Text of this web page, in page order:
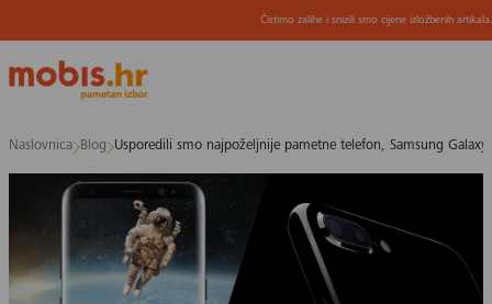
na
sadržaj
Čistimo zalihe i snizili smo cijene izložbenih
Naslovnica Blog Usporedili smo najpoželjnije pametne telefon, Samsung Galaxy